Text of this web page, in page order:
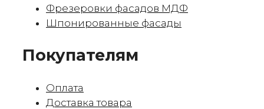
Фрезеровки фасадов МДФ
Шпонированные фасады
Покупателям
Оплата
Доставка товара